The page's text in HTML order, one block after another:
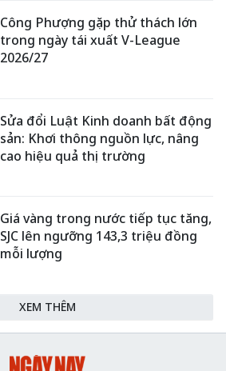
Công Phượng gặp thử thách lớn
trong ngày tái xuất V-League
2026/27
Sửa đổi Luật Kinh doanh bất động
sản: Khơi thông nguồn lực, nâng
cao hiệu quả thị trường
Giá vàng trong nước tiếp tục tăng,
SJC lên ngưỡng 143,3 triệu đồng
mỗi lượng
XEM THÊM